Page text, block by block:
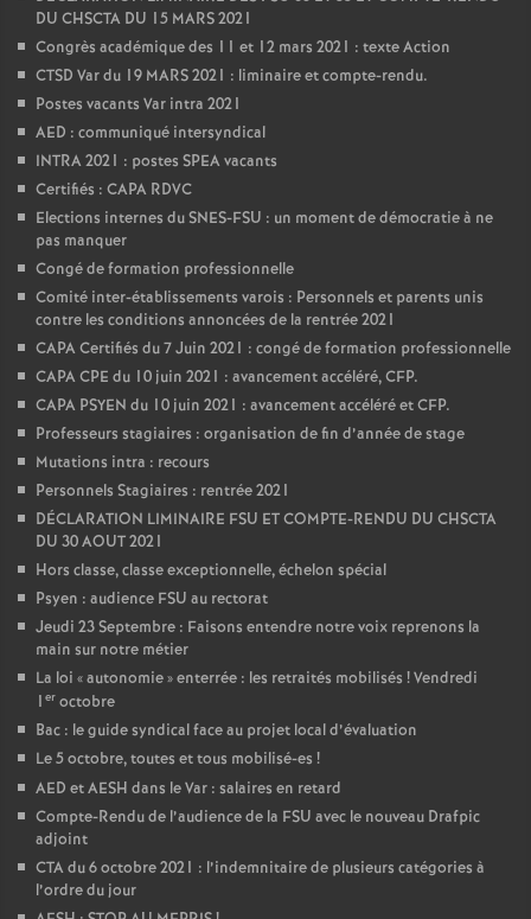
DU CHSCTA DU 15 MARS 2021
Congrès académique des 11 et 12 mars 2021 : texte Action
CTSD Var du 19 MARS 2021 : liminaire et compte-rendu.
Postes vacants Var intra 2021
AED : communiqué intersyndical
INTRA 2021 : postes SPEA vacants
Certifiés : CAPA RDVC
Elections internes du SNES-FSU : un moment de démocratie à ne
pas manquer
Congé de formation professionnelle
Comité inter-établissements varois : Personnels et parents unis
contre les conditions annoncées de la rentrée 2021
CAPA Certifiés du 7 Juin 2021 : congé de formation professionnelle
CAPA CPE du 10 juin 2021 : avancement accéléré, CFP.
CAPA PSYEN du 10 juin 2021 : avancement accéléré et CFP.
Professeurs stagiaires : organisation de fin d’année de stage
Mutations intra : recours
Personnels Stagiaires : rentrée 2021
DÉCLARATION LIMINAIRE FSU ET COMPTE-RENDU DU CHSCTA
DU 30 AOUT 2021
Hors classe, classe exceptionnelle, échelon spécial
Psyen : audience FSU au rectorat
Jeudi 23 Septembre : Faisons entendre notre voix reprenons la
main sur notre métier
La loi «autonomie» enterrée : les retraités mobilisés ! Vendredi
1 er octobre
Bac : le guide syndical face au projet local d’évaluation
Le 5 octobre, toutes et tous mobilisé-es !
AED et AESH dans le Var : salaires en retard
Compte-Rendu de l’audience de la FSU avec le nouveau Drafpic
adjoint
CTA du 6 octobre 2021 : l’indemnitaire de plusieurs catégories à
l’ordre du jour